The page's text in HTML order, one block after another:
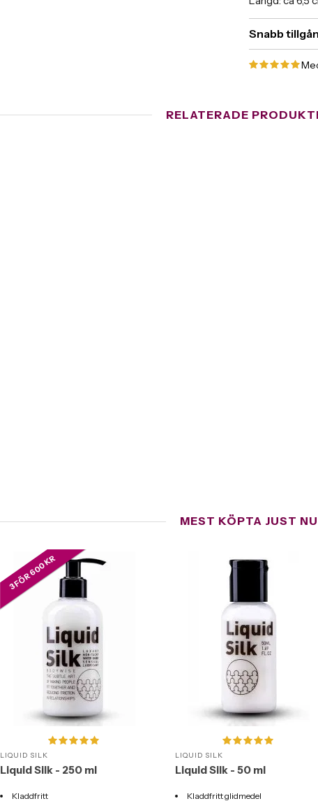
Snabb
RELATERADE
MEST KÖPTA JUST NU
3 FÖR 600 KR
LIQUID SILK
Liquid Silk - 250 ml
Kladdfritt
LIQUID SILK
Liquid Silk - 50 ml
Kladdfritt glidmedel